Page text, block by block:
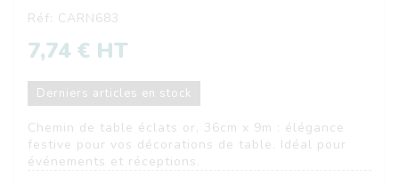
Réf: CARN683
7,74 € HT
Derniers articles en stock
Chemin de table éclats or, 36cm x 9m : élégance
festive pour vos décorations de table. Idéal pour
événements et réceptions.